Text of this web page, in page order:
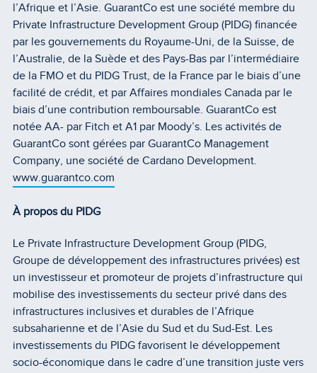
l’Afrique et l’Asie. GuarantCo est une société membre du
Private Infrastructure Development Group (PIDG) financée
par les gouvernements du Royaume-Uni, de la Suisse, de
l’Australie, de la Suède et des Pays-Bas par l’intermédiaire
de la FMO et du PIDG Trust, de la France par le biais d’une
facilité de crédit, et par Affaires mondiales Canada par le
biais d’une contribution remboursable. GuarantCo est
notée AA- par Fitch et A1 par Moody’s. Les activités de
GuarantCo sont gérées par GuarantCo Management
Company, une société de Cardano Development.
www.guarantco.com
À propos du PIDG
Le Private Infrastructure Development Group (PIDG,
Groupe de développement des infrastructures privées) est
un investisseur et promoteur de projets d’infrastructure qui
mobilise des investissements du secteur privé dans des
infrastructures inclusives et durables de l’Afrique
subsaharienne et de l’Asie du Sud et du Sud-Est. Les
investissements du PIDG favorisent le développement
socio-économique dans le cadre d’une transition juste vers